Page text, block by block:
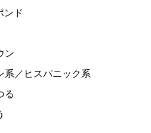
ンド
ン
系／ヒスパニック系
る